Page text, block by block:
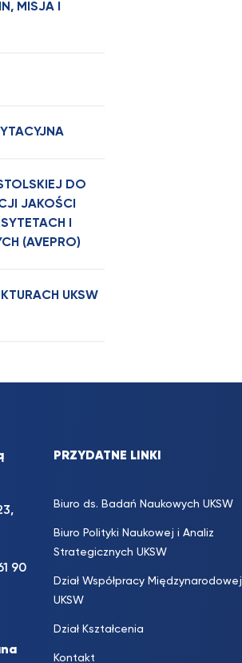
MISJA I
DO
JAKOŚCI
I
(AVEPRO)
UKSW
90
PRZYDATNE LINKI
Biuro ds. Badań Naukowych UKSW
Biuro Polityki Naukowej i Analiz
Strategicznych UKSW
Dział Współpracy Międzynarodowej
UKSW
Dział Kształcenia
Kontakt